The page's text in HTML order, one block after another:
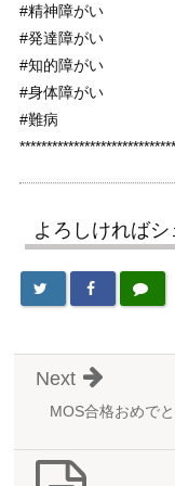
#精神障がい
#発達障がい
#知的障がい
#身体障がい
#難病
よろしければ
MOS合格おめで
Next